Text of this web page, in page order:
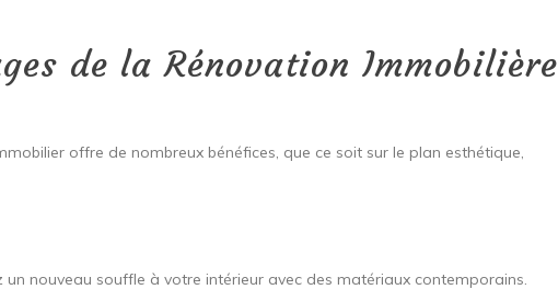
de la Rénovation Immobilière
offre de nombreux bénéfices, que ce soit sur le plan esthétique,
un nouveau souffle à votre intérieur avec des matériaux contemporains.